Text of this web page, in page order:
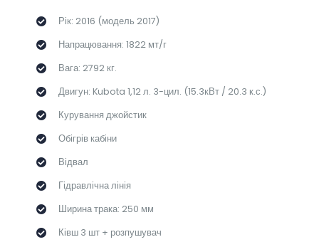
Рік: 2016 (модель 2017)
Напрацювання: 1822 мт/г
Вага: 2792 кг.
Двигун: Kubota 1,12 л. 3-цил. (15.3кВт / 20.3 к.с.)
Курування джойстик
Обігрів кабіни
Відвал
Гідравлічна лінія
Ширина трака: 250 мм
Ківш 3 шт + розпушувач